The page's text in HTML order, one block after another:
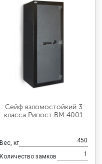
Сейф взломостойкий 3
класса Рипост ВМ 4001
Вес, кг 450
Количество замков 1